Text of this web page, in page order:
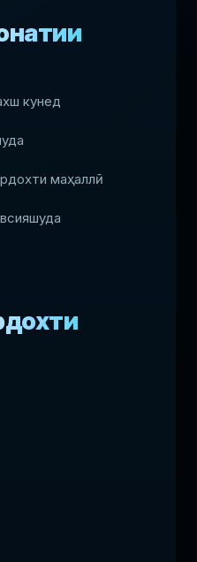
кунед
маҳаллӣ